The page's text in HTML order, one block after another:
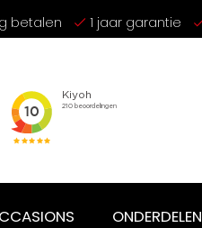
betalen 1 jaar garantie
ONDERDELEN